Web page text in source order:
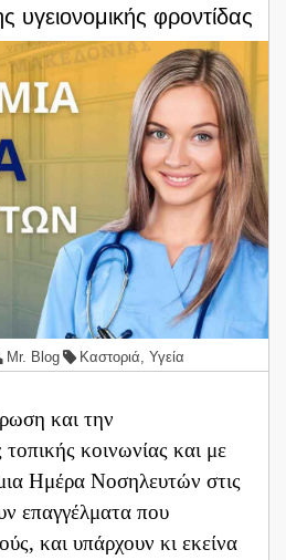
υγειονομικής φροντίδας
Mr. Blog Καστοριά Υγεία
και την
κοινωνίας και με
Ημέρα Νοσηλευτών στις
επαγγέλματα που
και υπάρχουν κι εκείνα